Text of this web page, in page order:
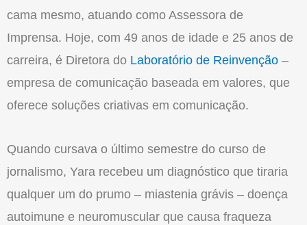
cama mesmo, atuando como Assessora de
Imprensa. Hoje, com 49 anos de idade e 25 anos de
carreira, é Diretora do Laboratório de Reinvenção –
empresa de comunicação baseada em valores, que
oferece soluções criativas em comunicação.
Quando cursava o último semestre do curso de
jornalismo, Yara recebeu um diagnóstico que tiraria
qualquer um do prumo – miastenia grávis – doença
autoimune e neuromuscular que causa fraqueza